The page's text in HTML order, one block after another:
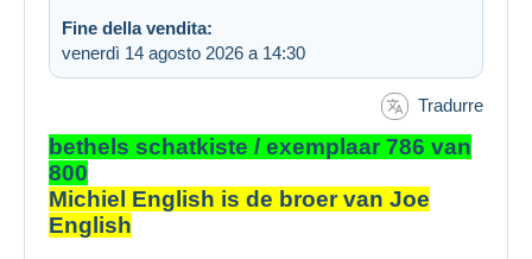
Fine della vendita:
venerdì 14 agosto 2026 a 14:30
Tradurre
bethels schatkiste / exemplaar 786 van
800
Michiel English is de broer van Joe
English